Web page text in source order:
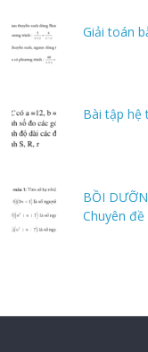
Giải toán
Bài tập hệ
BỒI
Chuyên đề